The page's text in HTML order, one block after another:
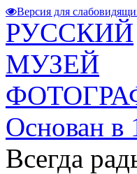
Версия для
РУССКИЙ
МУЗЕЙ
Основан в
Всегда